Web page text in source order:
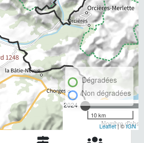
2024
Nombre
Dégradées
Non dégradées
10 km
Leaflet| ©IGN